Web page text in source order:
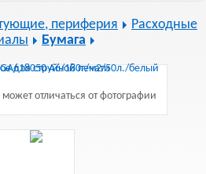
периферия
Расходные
Бумага
отличаться от фотографии